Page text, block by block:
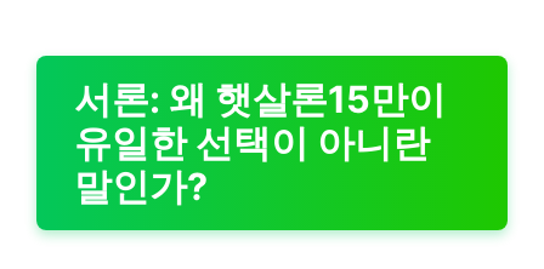
서론: 왜 햇살론15만이
유일한 선택이 아니란
말인가?